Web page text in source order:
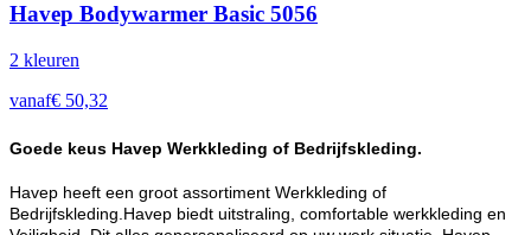
Havep Bodywarmer Basic 5056
2 kleuren
vanaf€ 50,32
Goede keus Havep Werkkleding of Bedrijfskleding.
Havep heeft een groot assortiment Werkkleding of
Bedrijfskleding.Havep biedt uitstraling, comfortable werkkleding en